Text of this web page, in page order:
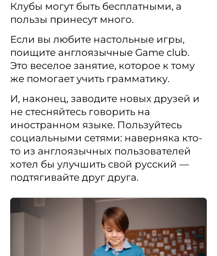
Клубы могут быть бесплатными, а
пользы принесут много.
Если вы любите настольные игры,
поищите англоязычные Game club.
Это веселое занятие, которое к тому
же помогает учить грамматику.
И, наконец, заводите новых друзей и
не стесняйтесь говорить на
иностранном языке. Пользуйтесь
социальными сетями: наверняка кто-
то из англоязычных пользователей
хотел бы улучшить свой русский —
подтягивайте друг друга.